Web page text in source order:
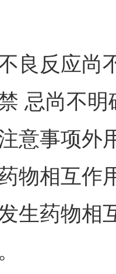
良反应尚
忌尚不明
意事项外
物相互作
生药物相